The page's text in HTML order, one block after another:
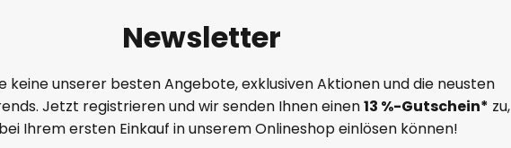
Newsletter
keine unserer besten Angebote, exklusiven Aktionen und die neusten
Jetzt registrieren und wir senden Ihnen einen13 %-Gutschein* zu,
Ihrem ersten Einkauf in unserem Onlineshop einlösen können!